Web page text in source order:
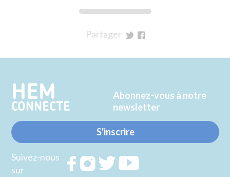
Partager
Twitter
Facebook
HEM
CONNECTE
Abonnez-vous à notre
newsletter
S'inscrire
Suivez-nous
sur
RejoignezRejoignezRejoignez